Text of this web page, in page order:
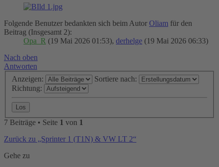
Folgende Benutzer bedankten sich beim Autor Oliam für den
Beitrag (Insgesamt 2):
Opa_R (19 Mai 2026 01:53), derhelge (19 Mai 2026 06:33)
Nach oben
Antworten
Anzeigen:
Sortiere nach:
Richtung:
7 Beiträge • Seite 1 von 1
Zurück zu „Sprinter 1 (T1N) & VW LT 2“
Gehe zu